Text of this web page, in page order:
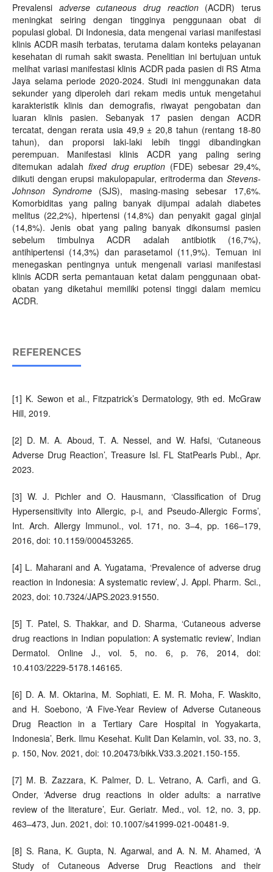
Prevalensi adverse cutaneous drug reaction(ACDR) terus
meningkat seiring dengan tingginya penggunaan obat di
populasi global. Di Indonesia, data mengenai variasi manifestasi
klinis ACDR masih terbatas, terutama dalam konteks pelayanan
kesehatan di rumah sakit swasta. Penelitian ini bertujuan untuk
melihat variasi manifestasi klinis ACDR pada pasien di RS Atma
Jaya selama periode 2020-2024. Studi ini menggunakan data
sekunder yang diperoleh dari rekam medis untuk mengetahui
karakteristik klinis dan demografis, riwayat pengobatan dan
luaran klinis pasien. Sebanyak 17 pasien dengan ACDR
tercatat, dengan rerata usia 49,9 ± 20,8 tahun (rentang 18-80
tahun), dan proporsi laki-laki lebih tinggi dibandingkan
perempuan. Manifestasi klinis ACDR yang paling sering
ditemukan adalah fixed drug eruption (FDE) sebesar 29,4%,
diikuti dengan erupsi makulopapular, eritroderma danStevens-
Johnson Syndrome (SJS), masing-masing sebesar 17,6%.
Komorbiditas yang paling banyak dijumpai adalah diabetes
melitus (22,2%), hipertensi (14,8%) dan penyakit gagal ginjal
(14,8%). Jenis obat yang paling banyak dikonsumsi pasien
sebelum timbulnya ACDR adalah antibiotik (16,7%),
antihipertensi (14,3%) dan parasetamol (11,9%). Temuan ini
menegaskan pentingnya untuk mengenali variasi manifestasi
klinis ACDR serta pemantauan ketat dalam penggunaan obat-
obatan yang diketahui memiliki potensi tinggi dalam memicu
ACDR.
REFERENCES
[1] K. Sewon et al., Fitzpatrick’s Dermatology, 9th ed. McGraw
Hill, 2019.
[2] D. M. A. Aboud, T. A. Nessel, and W. Hafsi, ‘Cutaneous
Adverse Drug Reaction’, Treasure Isl. FL StatPearls Publ., Apr.
2023.
[3] W. J. Pichler and O. Hausmann, ‘Classification of Drug
Hypersensitivity into Allergic, p-i, and Pseudo-Allergic Forms’,
Int. Arch. Allergy Immunol., vol. 171, no. 3–4, pp. 166–179,
2016, doi: 10.1159/000453265.
[4] L. Maharani and A. Yugatama, ‘Prevalence of adverse drug
reaction in Indonesia: A systematic review’, J. Appl. Pharm. Sci.,
2023, doi: 10.7324/JAPS.2023.91550.
[5] T. Patel, S. Thakkar, and D. Sharma, ‘Cutaneous adverse
drug reactions in Indian population: A systematic review’, Indian
Dermatol. Online J., vol. 5, no. 6, p. 76, 2014, doi:
10.4103/2229-5178.146165.
[6] D. A. M. Oktarina, M. Sophiati, E. M. R. Moha, F. Waskito,
and H. Soebono, ‘A Five-Year Review of Adverse Cutaneous
Drug Reaction in a Tertiary Care Hospital in Yogyakarta,
Indonesia’, Berk. Ilmu Kesehat. Kulit Dan Kelamin, vol. 33, no. 3,
p. 150, Nov. 2021, doi: 10.20473/bikk.V33.3.2021.150-155.
[7] M. B. Zazzara, K. Palmer, D. L. Vetrano, A. Carfì, and G.
Onder, ‘Adverse drug reactions in older adults: a narrative
review of the literature’, Eur. Geriatr. Med., vol. 12, no. 3, pp.
463–473, Jun. 2021, doi: 10.1007/s41999-021-00481-9.
[8] S. Rana, K. Gupta, N. Agarwal, and A. N. M. Ahamed, ‘A
Study of Cutaneous Adverse Drug Reactions and their